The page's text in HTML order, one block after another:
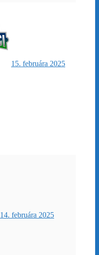
15. februára 2025
14. februára 2025